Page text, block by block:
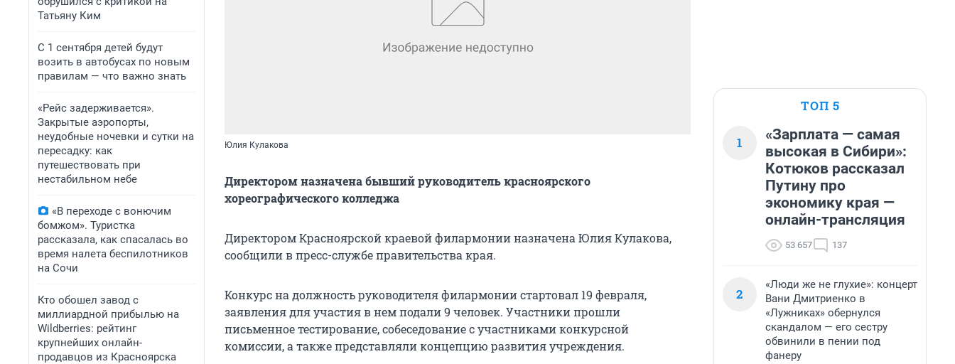
Татьяну Ким
С 1 сентября детей будут
возить в автобусах по новым
правилам — что важно знать
«Рейс задерживается».
Закрытые аэропорты,
неудобные ночевки и сутки на
пересадку: как
путешествовать при
нестабильном небе
«В переходе с вонючим
бомжом». Туристка
рассказала, как спасалась во
время налета беспилотников
на Сочи
Кто обошел завод с
миллиардной прибылью на
Wildberries: рейтинг
крупнейших онлайн-
продавцов из Красноярска
Юлия Кулакова
Директором назначена бывший руководитель красноярского
хореографического колледжа
Директором Красноярской краевой филармонии назначена Юлия Кулакова,
сообщили в пресс-службе правительства края.
Конкурс на должность руководителя филармонии стартовал 19 февраля,
заявления для участия в нем подали 9 человек. Участники прошли
письменное тестирование, собеседование с участниками конкурсной
комиссии, а также представляли концепцию развития учреждения.
ТОП 5
1
«Зарплата — самая
высокая в Сибири»:
Котюков рассказал
Путину про
экономику края —
онлайн-трансляция
53 657 137
2
«Люди же не глухие»: концерт
Вани Дмитриенко в
«Лужниках» обернулся
скандалом — его сестру
обвинили в пении под
фанеру